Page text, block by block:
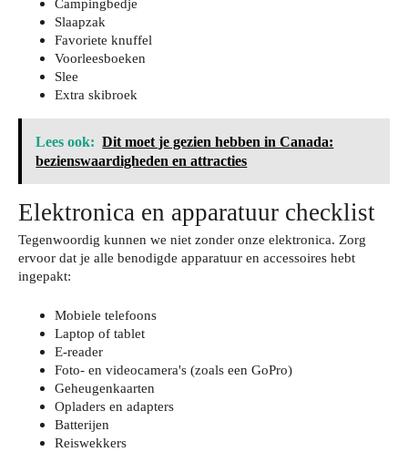
Campingbedje
Slaapzak
Favoriete knuffel
Voorleesboeken
Slee
Extra skibroek
Lees ook: Dit moet je gezien hebben in Canada:
bezienswaardigheden en attracties
Elektronica en apparatuur checklist
Tegenwoordig kunnen we niet zonder onze elektronica. Zorg
ervoor dat je alle benodigde apparatuur en accessoires hebt
ingepakt:
Mobiele telefoons
Laptop of tablet
E-reader
Foto- en videocamera's (zoals een GoPro)
Geheugenkaarten
Opladers en adapters
Batterijen
Reiswekkers